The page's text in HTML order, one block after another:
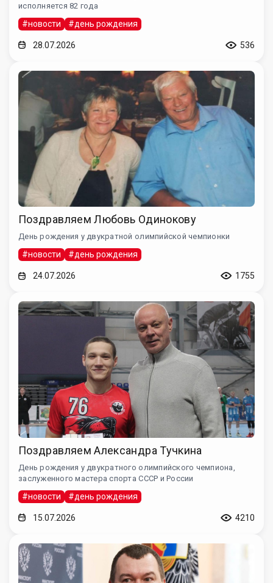
исполняется 82 года
#новости #день рождения
28.07.2026 536
Поздравляем Любовь Одинокову
День рождения у двукратной олимпийской чемпионки
#новости #день рождения
24.07.2026 1755
Поздравляем Александра Тучкина
День рождения у двукратного олимпийского чемпиона,
заслуженного мастера спорта СССР и России
#новости #день рождения
15.07.2026 4210